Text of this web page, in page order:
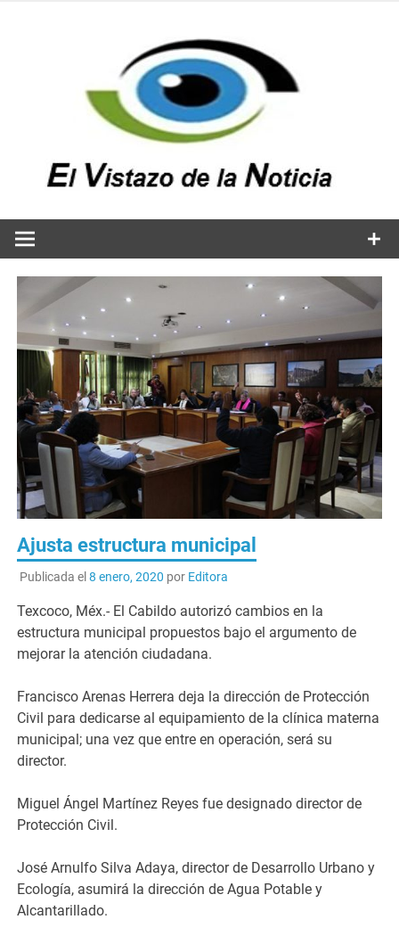
Ajusta estructura municipal
Publicada el 8 enero, 2020 por Editora
Texcoco, Méx.- El Cabildo autorizó cambios en la
estructura municipal propuestos bajo el argumento de
mejorar la atención ciudadana.
Francisco Arenas Herrera deja la dirección de Protección
Civil para dedicarse al equipamiento de la clínica materna
municipal; una vez que entre en operación, será su
director.
Miguel Ángel Martínez Reyes fue designado director de
Protección Civil.
José Arnulfo Silva Adaya, director de Desarrollo Urbano y
Ecología, asumirá la dirección de Agua Potable y
Alcantarillado.